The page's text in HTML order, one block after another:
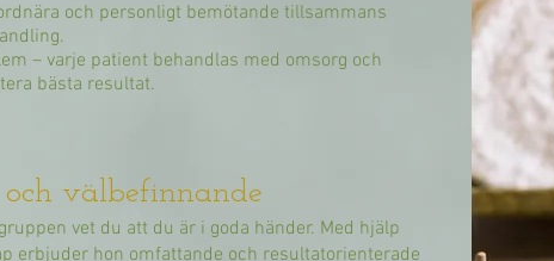
och personligt bemötande tillsammans
– varje patient behandlas med omsorg och
bästa resultat.
välbefinnande
vet du att du är i goda händer. Med hjälp
erbjuder hon omfattande och resultatorienterade